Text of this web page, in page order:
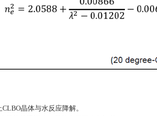
CLBO晶体与水反应降解。